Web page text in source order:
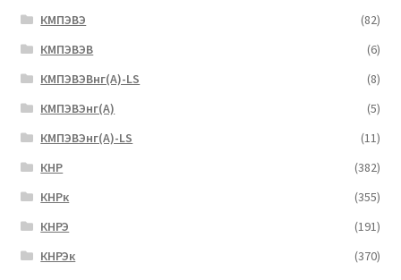
КМПЭВЭ
(82)
КМПЭВЭВ
(6)
КМПЭВЭВнг(А)-LS
(8)
КМПЭВЭнг(А)
(5)
КМПЭВЭнг(А)-LS
(11)
КНР
(382)
КНРк
(355)
КНРЭ
(191)
КНРЭк
(370)